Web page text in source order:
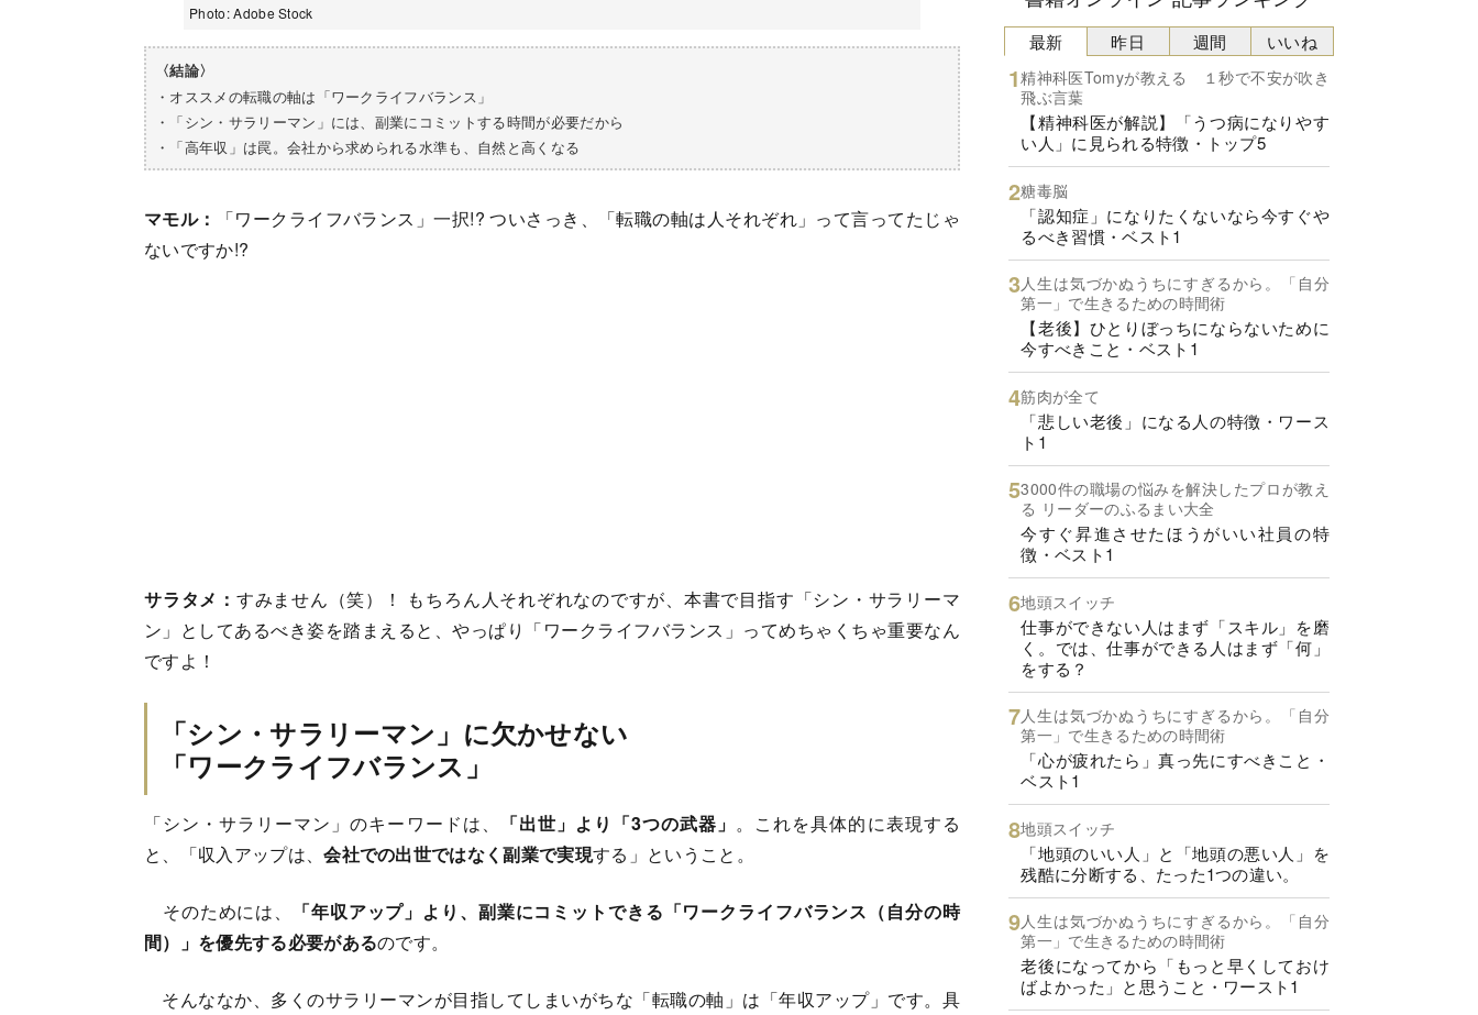
Photo: Adobe Stock
〈結論〉
・オススメの転職の軸は「ワークライフバランス」
・「シン・サラリーマン」には、副業にコミットする時間が必要だから
・「高年収」は罠。会社から求められる水準も、自然と高くなる
マモル：
「ワークライフバランス」一択!? ついさっき、「転職の軸は人それぞれ」って言ってたじゃ
ないですか!?
サラタメ： すみません（笑）！ もちろん人それぞれなのですが、本書で目指す「シン・サラリーマ
ン」としてあるべき姿を踏まえると、やっぱり「ワークライフバランス」ってめちゃくちゃ重要なん
ですよ！
「シン・サラリーマン」に欠かせない
「ワークライフバランス」
「シン・サラリーマン」のキーワードは、 「出世」より「3つの武器」 。これを具体的に表現する
と、「収入アップは、会社での出世ではなく副業で実現する」ということ。
そのためには、
「年収アップ」より、副業にコミットできる「ワークライフバランス（自分の時
間）」を優先する必要があるのです。
そんななか、多くのサラリーマンが目指してしまいがちな「転職の軸」は「年収アップ」です。具
最新
精神科医Tomyが教える １秒で不安が吹き
飛ぶ言葉
【精神科医が解説】「うつ病になりやす
い人」に見られる特徴・トップ5
糖毒脳
「認知症」になりたくないなら今すぐや
るべき習慣・ベスト1
人生は気づかぬうちにすぎるから。「自分
第一」で生きるための時間術
【老後】ひとりぼっちにならないために
今すべきこと・ベスト1
筋肉が全て
「悲しい老後」になる人の特徴・ワース
ト1
3000件の職場の悩みを解決したプロが教え
る リーダーのふるまい大全
今すぐ昇進させたほうがいい社員の特
徴・ベスト1
地頭スイッチ
仕事ができない人はまず「スキル」を磨
く。では、仕事ができる人はまず「何」
をする？
人生は気づかぬうちにすぎるから。「自分
第一」で生きるための時間術
「心が疲れたら」真っ先にすべきこと・
ベスト1
地頭スイッチ
「地頭のいい人」と「地頭の悪い人」を
残酷に分断する、たった1つの違い。
人生は気づかぬうちにすぎるから。「自分
第一」で生きるための時間術
老後になってから「もっと早くしておけ
ばよかった」と思うこと・ワースト1
昨日 週間 いいね